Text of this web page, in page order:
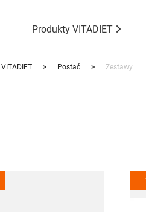
Produkty VITADIET
> Postać > Zestawy